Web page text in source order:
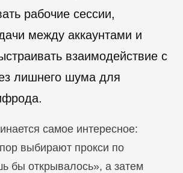
рабочие сессии,
между аккаунтами и
взаимодействие с
лишнего шума для
самое интересное:
выбирают прокси по
бы открывалось», а затем